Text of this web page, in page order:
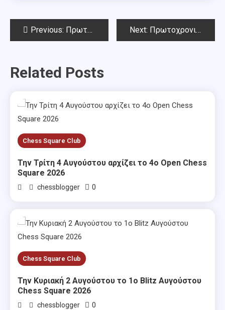
PostPrevious: Πρωτοχρονιάτικο Όπεν Chess Square – 5ος γύρος Next: Πρωτοχρονιάτικο Όπεν Chess Square – 7ος γύρος
Related Posts
Chess Square Club
Την Τρίτη 4 Αυγούστου αρχίζει το 4ο Open Chess
Square 2026
chessblogger 0
Chess Square Club
Την Κυριακή 2 Αυγούστου το 1ο Blitz Αυγούστου
Chess Square 2026
chessblogger 0